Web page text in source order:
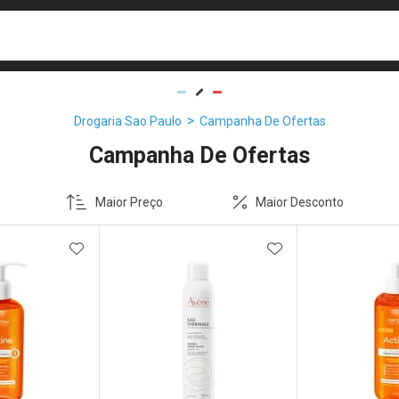
Drogaria Sao Paulo Campanha De Ofertas
Campanha De Ofertas
Maior Preço Maior Desconto
ADICIONAR AOS FAVORITOSADICIONAR AOS